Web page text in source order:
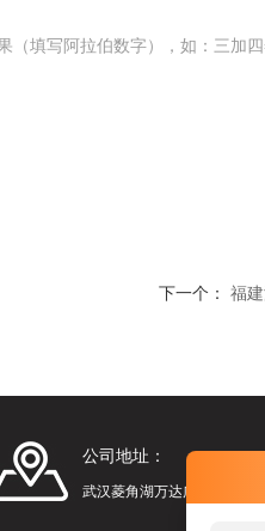
（填写阿拉伯数字），如：三加
下一个： 福
公司地址：
武汉菱角湖万达广场